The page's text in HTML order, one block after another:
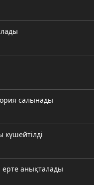
салынады
анықталады